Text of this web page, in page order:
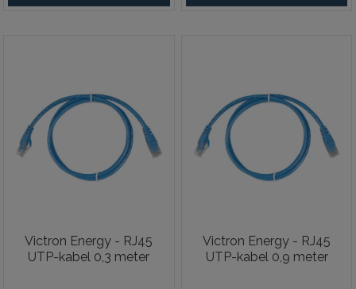
Victron Energy - RJ45
UTP-kabel 0,3 meter
Victron Energy - RJ45
UTP-kabel 0,9 meter